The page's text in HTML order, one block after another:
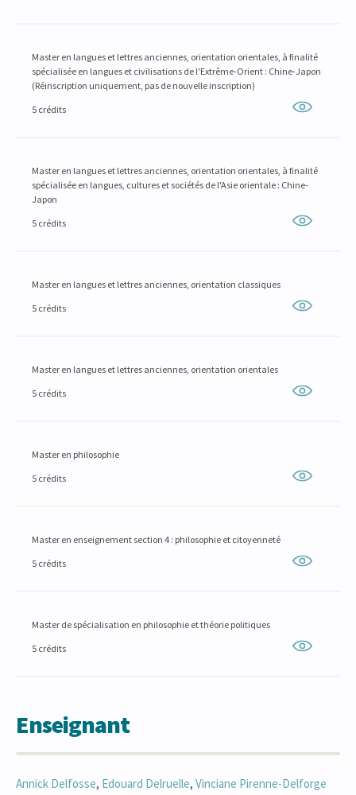
Master en langues et lettres anciennes, orientation orientales, à finalité
spécialisée en langues et civilisations de l'Extrême-Orient : Chine-Japon
(Réinscription uniquement, pas de nouvelle inscription)
5 crédits
Master en langues et lettres anciennes, orientation orientales, à finalité
spécialisée en langues, cultures et sociétés de l'Asie orientale : Chine-
Japon
5 crédits
Master en langues et lettres anciennes, orientation classiques
5 crédits
Master en langues et lettres anciennes, orientation orientales
5 crédits
Master en philosophie
5 crédits
Master en enseignement section 4 : philosophie et citoyenneté
5 crédits
Master de spécialisation en philosophie et théorie politiques
5 crédits
Enseignant
Annick Delfosse, Edouard Delruelle, Vinciane Pirenne-Delforge